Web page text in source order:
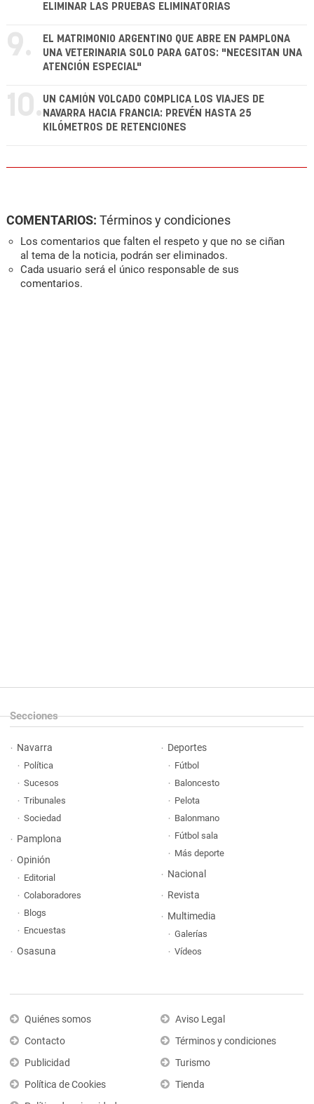
ELIMINAR LAS PRUEBAS ELIMINATORIAS
9.
EL MATRIMONIO ARGENTINO QUE ABRE EN PAMPLONA
UNA VETERINARIA SOLO PARA GATOS: "NECESITAN UNA
ATENCIÓN ESPECIAL"
10. UN CAMIÓN VOLCADO COMPLICA LOS VIAJES DE
NAVARRA HACIA FRANCIA: PREVÉN HASTA 25
KILÓMETROS DE RETENCIONES
COMENTARIOS: Términos y condiciones
Los comentarios que falten el respeto y que no se ciñan
al tema de la noticia, podrán ser eliminados.
Cada usuario será el único responsable de sus
comentarios.
Secciones
Navarra
Política
Sucesos
Tribunales
Sociedad
Pamplona
Opinión
Editorial
Colaboradores
Blogs
Encuestas
Osasuna
Deportes
Fútbol
Baloncesto
Pelota
Balonmano
Fútbol sala
Más deporte
Nacional
Revista
Multimedia
Galerías
Vídeos
Quiénes somos
Contacto
Publicidad
Política de Cookies
Aviso Legal
Términos y condiciones
Turismo
Tienda